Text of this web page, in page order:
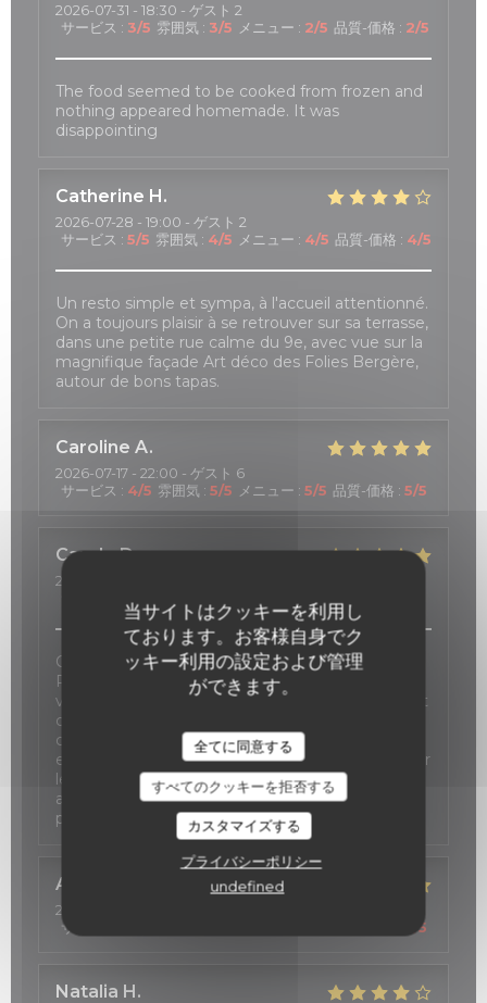
当サイトはクッキーを利用し
ております。お客様自身でク
ッキー利用の設定および管理
ができます。
全てに同意する
すべてのクッキーを拒否する
カスタマイズする
プライバシーポリシー
undefined
2026-07-31 - 18:30 - ゲスト 2
サービス : 3/5 雰囲気 : 3/5 メニュー : 2/5 品質-価格 : 2/5
The food seemed to be cooked from frozen and
nothing appeared homemade. It was
disappointing
Catherine H
2026-07-28 - 19:00 - ゲスト 2
サービス : 5/5 雰囲気 : 4/5 メニュー : 4/5 品質-価格 : 4/5
Un resto simple et sympa, à l'accueil attentionné.
On a toujours plaisir à se retrouver sur sa terrasse,
dans une petite rue calme du 9e, avec vue sur la
magnifique façade Art déco des Folies Bergère,
autour de bons tapas.
Caroline A
2026-07-17 - 22:00 - ゲスト 6
サービス : 4/5 雰囲気 : 5/5 メニュー : 5/5 品質-価格 : 5/5
Carole D
2026-07-18
C'est toujours un plaisir de passer une soirée au
P'tit Barcelone, à savourer de délicieux tapas, un
verre de sangria à la main. L'accueil est tout à fait
charmant, avec beaucoup de bienveillance en
cas de report de la réservation (un
empêchement de mes amis m'a obligé à décaler
le dîner à deux reprises). Il faut toutefois veiller à
actualiser le site, certaines formules n'étant plus
proposées. Mais c'est un détail !
Anne
2026-07-11
サービス
/5
Natalia H